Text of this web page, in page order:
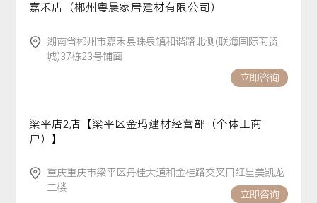
嘉禾店（郴州粤晨家居建材有限公司）
湖南省郴州市嘉禾县珠泉镇和谐路北侧(联海国际商贸
城)37栋23号铺面
立即咨询
梁平店2店【梁平区金玛建材经营部（个体工商
户）】
重庆重庆市梁平区丹桂大道和金桂路交叉口红星美凯龙
二楼
立即咨询